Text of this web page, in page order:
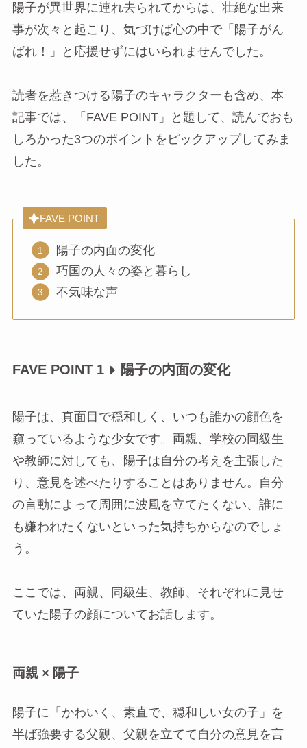
陽子が異世界に連れ去られてからは、壮絶な出来
事が次々と起こり、気づけば心の中で「陽子がん
ばれ！」と応援せずにはいられませんでした。
読者を惹きつける陽子のキャラクターも含め、本
記事では、「FAVE POINT」と題して、読んでおも
しろかった3つのポイントをピックアップしてみま
した。
FAVE POINT
陽子の内面の変化
巧国の人々の姿と暮らし
不気味な声
FAVE POINT 1 陽子の内面の変化
陽子は、真面目で穏和しく、いつも誰かの顔色を
窺っているような少女です。両親、学校の同級生
や教師に対しても、陽子は自分の考えを主張した
り、意見を述べたりすることはありません。自分
の言動によって周囲に波風を立てたくない、誰に
も嫌われたくないといった気持ちからなのでしょ
う。
ここでは、両親、同級生、教師、それぞれに見せ
ていた陽子の顔についてお話します。
両親 × 陽子
陽子に「かわいく、素直で、穏和しい女の子」を
半ば強要する父親、父親を立てて自分の意見を言